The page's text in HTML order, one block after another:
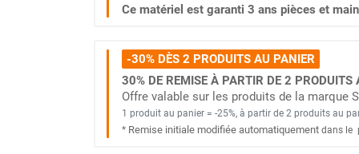
Rafraichisseur d'air mobile
Rafraichisseur d’air fixe
Brumisateur d'air
Coffret de brumisation
Ventilateur brumisateur
Ventilateur / extracteur d'air mobile
Ce matériel est garanti 3 ans pièces et
-30% DÈS 2 PRODUITS AU PANIER
30% DE REMISE À PARTIR DE 2 PRODUITS
Offre valable sur les produits de la marque
1 produit au panier = -25%, à partir de 2 produits au
* Remise initiale modifiée automatiquement dans le